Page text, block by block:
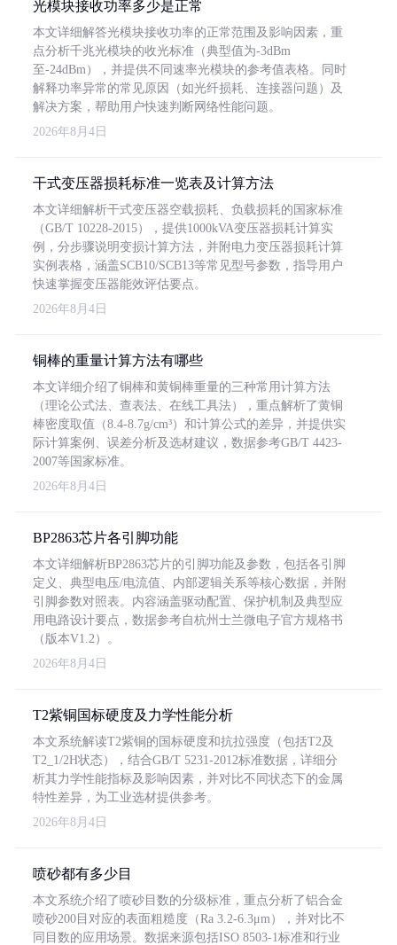
光模块接收功率多少是正常
本文详细解答光模块接收功率的正常范围及影响因素，重
点分析千兆光模块的收光标准（典型值为-3dBm
至-24dBm），并提供不同速率光模块的参考值表格。同时
解释功率异常的常见原因（如光纤损耗、连接器问题）及
解决方案，帮助用户快速判断网络性能问题。
2026年8月4日
干式变压器损耗标准一览表及计算方法
本文详细解析干式变压器空载损耗、负载损耗的国家标准
（GB/T 10228-2015），提供1000kVA变压器损耗计算实
例，分步骤说明变损计算方法，并附电力变压器损耗计算
实例表格，涵盖SCB10/SCB13等常见型号参数，指导用户
快速掌握变压器能效评估要点。
2026年8月4日
铜棒的重量计算方法有哪些
本文详细介绍了铜棒和黄铜棒重量的三种常用计算方法
（理论公式法、查表法、在线工具法），重点解析了黄铜
棒密度取值（8.4-8.7g/cm³）和计算公式的差异，并提供实
际计算案例、误差分析及选材建议，数据参考GB/T 4423-
2007等国家标准。
2026年8月4日
BP2863芯片各引脚功能
本文详细解析BP2863芯片的引脚功能及参数，包括各引脚
定义、典型电压/电流值、内部逻辑关系等核心数据，并附
引脚参数对照表。内容涵盖驱动配置、保护机制及典型应
用电路设计要点，数据参考自杭州士兰微电子官方规格书
（版本V1.2）。
2026年8月4日
T2紫铜国标硬度及力学性能分析
本文系统解读T2紫铜的国标硬度和抗拉强度（包括T2及
T2_1/2H状态），结合GB/T 5231-2012标准数据，详细分
析其力学性能指标及影响因素，并对比不同状态下的金属
特性差异，为工业选材提供参考。
2026年8月4日
喷砂都有多少目
本文系统介绍了喷砂目数的分级标准，重点分析了铝合金
喷砂200目对应的表面粗糙度（Ra 3.2-6.3μm），并对比不
同目数的应用场景。数据来源包括ISO 8503-1标准和行业